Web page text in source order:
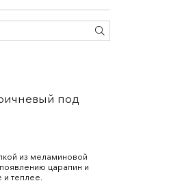
под
из меламиновой
появлению царапин и
и теплее.